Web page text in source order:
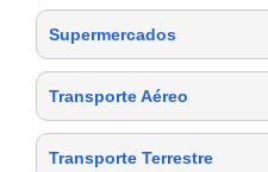
Supermercados
Transporte Aéreo
Transporte Terrestre